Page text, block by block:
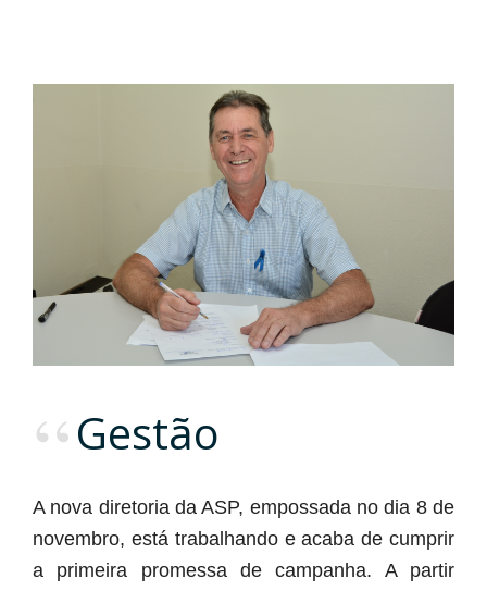
Gestão
A nova diretoria da ASP, empossada no dia 8 de
novembro, está trabalhando e acaba de cumprir
a primeira promessa de campanha. A partir